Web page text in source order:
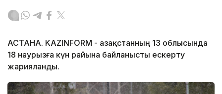
АСТАНА. KAZINFORM - Қазақстанның 13 облысында
18 наурызға күн райына байланысты ескерту
жарияланды.